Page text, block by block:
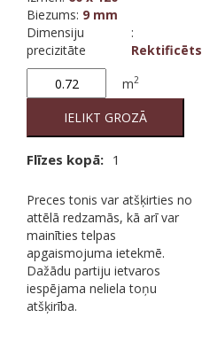
Biezums: 9 mm
Dimensiju
precizitāte
:
Rektificēts
Boost
Smoke
quantity
m2
IELIKT GROZĀ
Flīzes kopā: 1
Preces tonis var atšķirties no
attēlā redzamās, kā arī var
mainīties telpas
apgaismojuma ietekmē.
Dažādu partiju ietvaros
iespējama neliela toņu
atšķirība.